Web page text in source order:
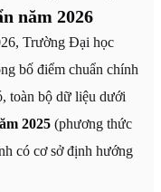
năm 2026
Trường Đại học
bố điểm chuẩn chính
toàn bộ dữ liệu dưới
2025 (phương thức
có cơ sở định hướng